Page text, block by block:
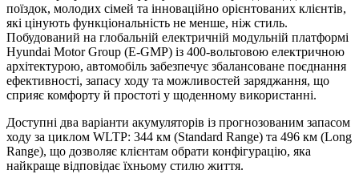
поїздок, молодих сімей та інноваційно орієнтованих клієнтів,
які цінують функціональність не менше, ніж стиль.
Побудований на глобальній електричній модульній платформі
Hyundai Motor Group (E-GMP) із 400-вольтовою електричною
архітектурою, автомобіль забезпечує збалансоване поєднання
ефективності, запасу ходу та можливостей заряджання, що
сприяє комфорту й простоті у щоденному використанні.
Доступні два варіанти акумуляторів із прогнозованим запасом
ходу за циклом WLTP: 344 км (Standard Range) та 496 км (Long
Range), що дозволяє клієнтам обрати конфігурацію, яка
найкраще відповідає їхньому стилю життя.